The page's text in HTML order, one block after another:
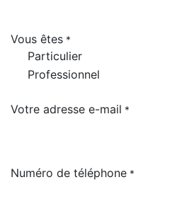
Vous êtes *
Particulier
Professionnel
Votre adresse e-mail *
Numéro de téléphone *